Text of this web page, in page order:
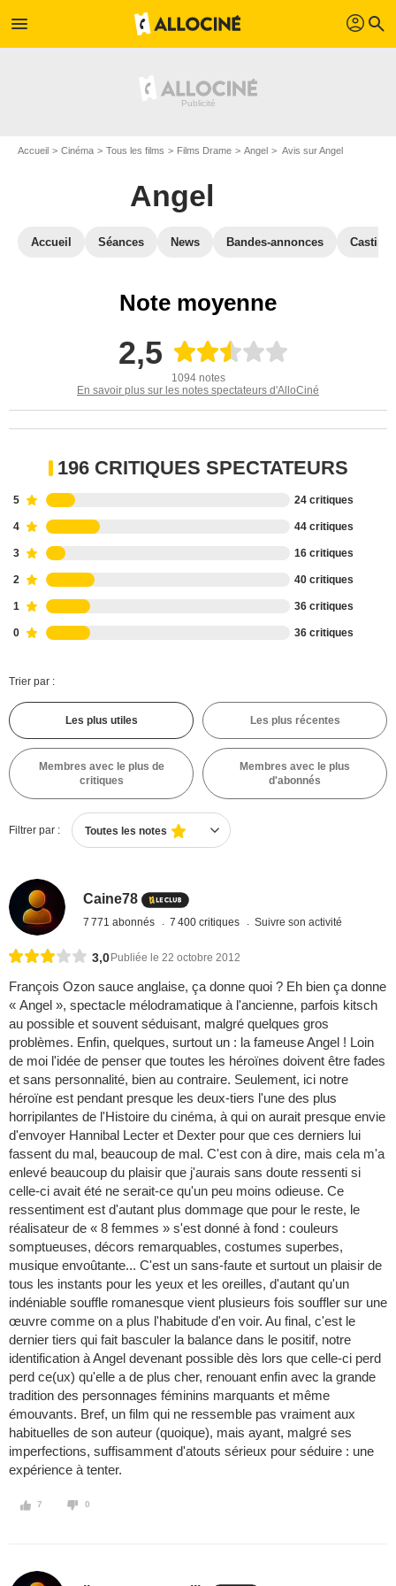
menu profil search
Accueil Cinéma Tous les films Films Drame Angel Avis sur Angel
Angel
Accueil Séances News Bandes-annonces Casting
Note moyenne
2,5
1094 notes
En savoir plus sur les notes spectateurs d'AlloCiné
196 CRITIQUES SPECTATEURS
5 24 critiques
4 44 critiques
3 16 critiques
2 40 critiques
1 36 critiques
0 36 critiques
Trier par :
Les plus utiles Les plus récentes
Membres avec le plus de
critiques
Membres avec le plus
d'abonnés
Filtrer par : Toutes les notes
Caine78
7 771 abonnés 7 400 critiques Suivre son activité
3,0 Publiée le 22 octobre 2012
François Ozon sauce anglaise, ça donne quoi ? Eh bien ça donne
« Angel », spectacle mélodramatique à l'ancienne, parfois kitsch
au possible et souvent séduisant, malgré quelques gros
problèmes. Enfin, quelques, surtout un : la fameuse Angel ! Loin
de moi l'idée de penser que toutes les héroïnes doivent être fades
et sans personnalité, bien au contraire. Seulement, ici notre
héroïne est pendant presque les deux-tiers l'une des plus
horripilantes de l'Histoire du cinéma, à qui on aurait presque envie
d'envoyer Hannibal Lecter et Dexter pour que ces derniers lui
fassent du mal, beaucoup de mal. C'est con à dire, mais cela m'a
enlevé beaucoup du plaisir que j'aurais sans doute ressenti si
celle-ci avait été ne serait-ce qu'un peu moins odieuse. Ce
ressentiment est d'autant plus dommage que pour le reste, le
réalisateur de « 8 femmes » s'est donné à fond : couleurs
somptueuses, décors remarquables, costumes superbes,
musique envoûtante... C'est un sans-faute et surtout un plaisir de
tous les instants pour les yeux et les oreilles, d'autant qu'un
indéniable souffle romanesque vient plusieurs fois souffler sur une
œuvre comme on a plus l'habitude d'en voir. Au final, c'est le
dernier tiers qui fait basculer la balance dans le positif, notre
identification à Angel devenant possible dès lors que celle-ci perd
perd ce(ux) qu'elle a de plus cher, renouant enfin avec la grande
tradition des personnages féminins marquants et même
émouvants. Bref, un film qui ne ressemble pas vraiment aux
habituelles de son auteur (quoique), mais ayant, malgré ses
imperfections, suffisamment d'atouts sérieux pour séduire : une
expérience à tenter.
7 0